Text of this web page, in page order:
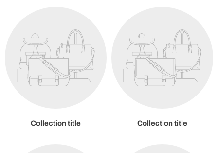
Collection title Collection title